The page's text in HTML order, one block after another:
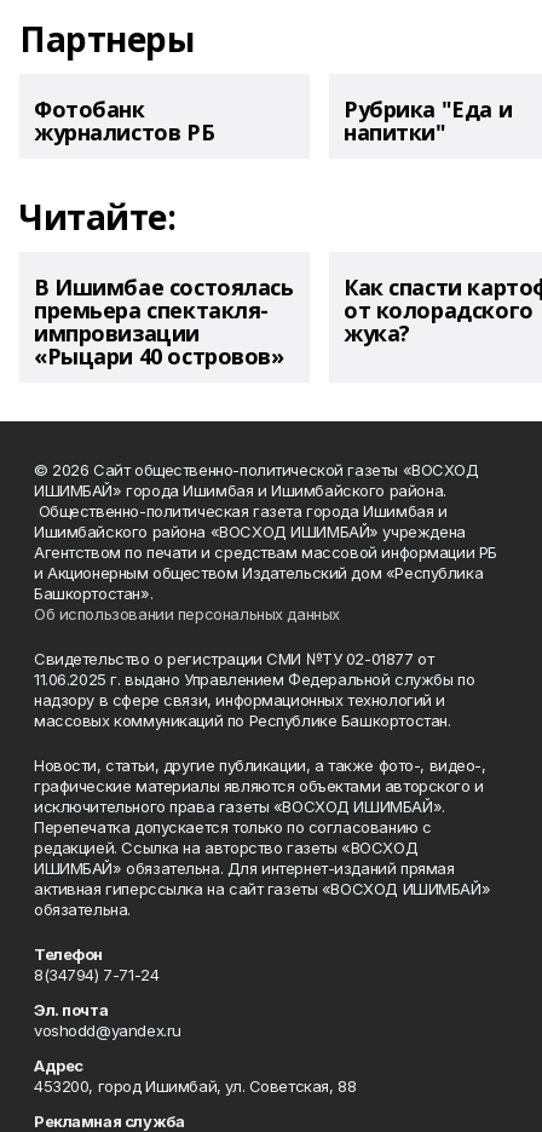
Партнеры
Фотобанк
журналистов РБ
Рубрика "Еда и
напитки"
Читайте:
В Ишимбае состоялась
премьера спектакля-
импровизации
«Рыцари 40 островов»
Как спасти
от колорадского
жука?
© 2026 Сайт общественно-политической газеты «ВОСХОД
ИШИМБАЙ» города Ишимбая и Ишимбайского района.
Общественно-политическая газета города Ишимбая и
Ишимбайского района «ВОСХОД ИШИМБАЙ» учреждена
Агентством по печати и средствам массовой информации РБ
и Акционерным обществом Издательский дом «Республика
Башкортостан».
Об использовании персональных данных
Свидетельство о регистрации СМИ №ТУ 02-01877 от
11.06.2025 г. выдано Управлением Федеральной службы по
надзору в сфере связи, информационных технологий и
массовых коммуникаций по Республике Башкортостан.
Новости, статьи, другие публикации, а также фото-, видео-,
графические материалы являются объектами авторского и
исключительного права газеты «ВОСХОД ИШИМБАЙ».
Перепечатка допускается только по согласованию с
редакцией. Ссылка на авторство газеты «ВОСХОД
ИШИМБАЙ» обязательна. Для интернет-изданий прямая
активная гиперссылка на сайт газеты «ВОСХОД ИШИМБАЙ»
обязательна.
Телефон
8(34794) 7-71-24
Эл. почта
voshodd@yandex.ru
Адрес
453200, город Ишимбай, ул. Советская, 88
Рекламная служба